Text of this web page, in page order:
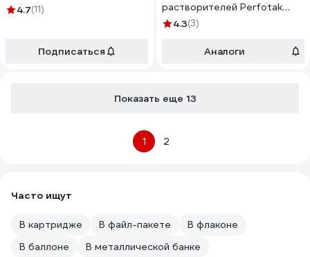
4.7(11)
Подписаться
растворителей Perfotak
Perfopren 920 SX (1л)
4.3(3)
Аналоги
Показать еще 13
1 2
Часто ищут
В картридже В файл-пакете
В флаконе
В баллоне
В металлической банке